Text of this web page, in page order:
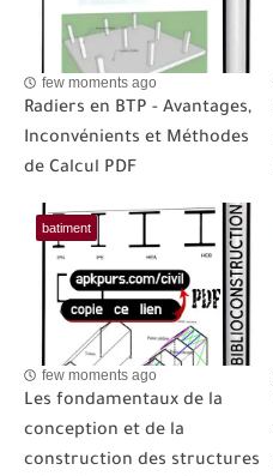
few moments ago
Radiers en BTP - Avantages,
Inconvénients et Méthodes
de Calcul PDF
batiment
few moments ago
Les fondamentaux de la
conception et de la
construction des structures